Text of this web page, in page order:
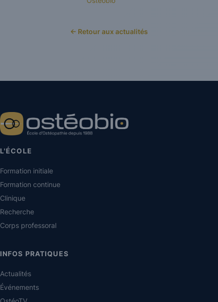
← Retour aux actualités
L'ÉCOLE
Formation initiale
Formation continue
Clinique
Recherche
Corps professoral
INFOS PRATIQUES
Actualités
Événements